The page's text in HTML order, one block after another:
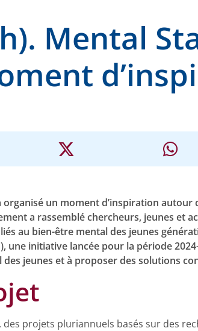
Mental
organisé un moment d’inspiration
a rassemblé chercheurs, jeunes et
au bien-être mental des jeunes
une initiative lancée pour la période
jeunes et à proposer des solutions
projets pluriannuels basés sur des